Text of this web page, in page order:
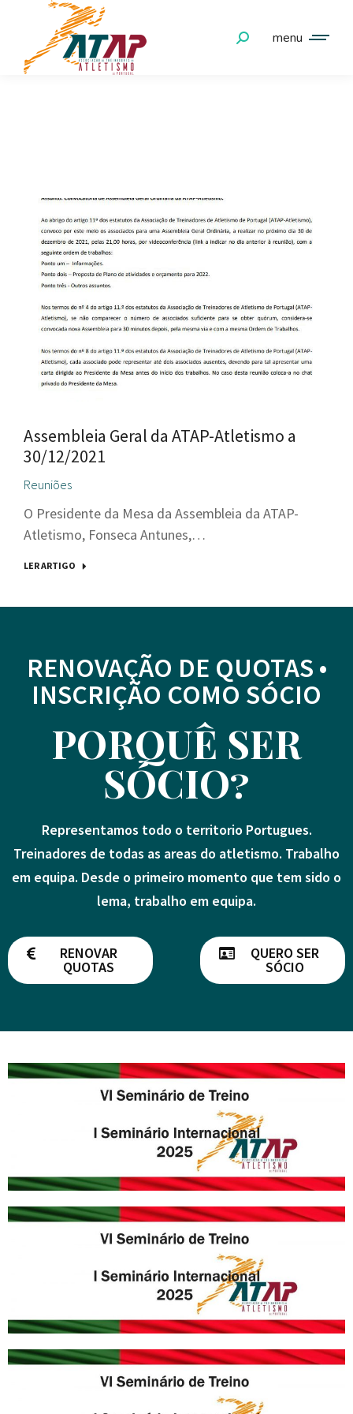
menu
Assembleia Geral da ATAP-Atletismo a
30/12/2021
Reuniões
O Presidente da Mesa da Assembleia da ATAP-
Atletismo, Fonseca Antunes,…
LER ARTIGO
RENOVAÇÃO DE QUOTAS •
INSCRIÇÃO COMO SÓCIO
PORQUÊ SER
SÓCIO?
Representamos todo o territorio Portugues.
Treinadores de todas as areas do atletismo. Trabalho
em equipa. Desde o primeiro momento que tem sido o
lema, trabalho em equipa.
RENOVAR
QUOTAS
QUERO SER
SÓCIO